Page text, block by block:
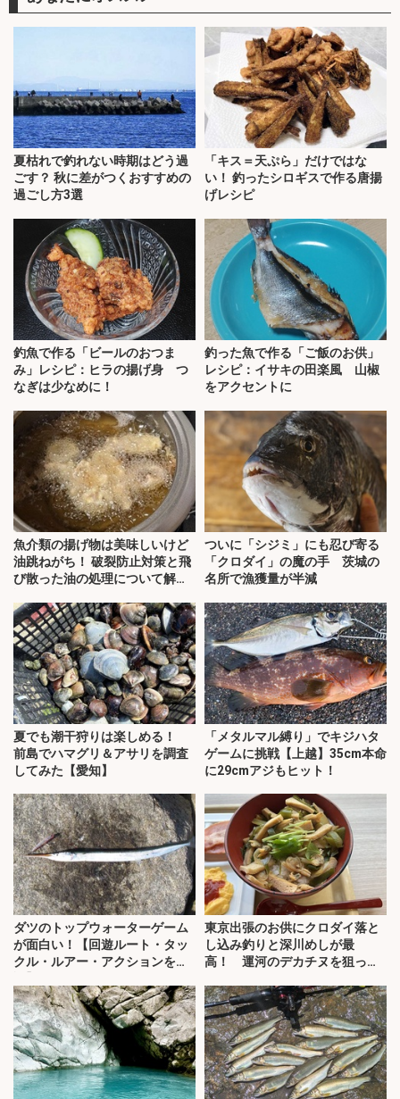
夏枯れで釣れない時期はどう過
ごす？ 秋に差がつくおすすめの
過ごし方3選
「キス＝天ぷら」だけではな
い！ 釣ったシロギスで作る唐揚
げレシピ
釣魚で作る「ビールのおつま
み」レシピ：ヒラの揚げ身 つ
なぎは少なめに！
釣った魚で作る「ご飯のお供」
レシピ：イサキの田楽風 山椒
をアクセントに
魚介類の揚げ物は美味しいけど
油跳ねがち！ 破裂防止対策と飛
び散った油の処理について解
ついに「シジミ」にも忍び寄る
「クロダイ」の魔の手 茨城の
名所で漁獲量が半減
夏でも潮干狩りは楽しめる！
前島でハマグリ＆アサリを調査
してみた【愛知】
「メタルマル縛り」でキジハタ
ゲームに挑戦【上越】35cm本命
に29cmアジもヒット！
ダツのトップウォーターゲーム
が面白い！【回遊ルート・タッ
クル・ルアー・アクションを解
東京出張のお供にクロダイ落と
し込み釣りと深川めしが最
高！ 運河のデカチヌを狙って